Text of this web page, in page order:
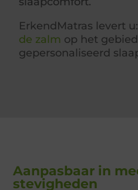
ErkendMatras levert u:
de zalm op het
gepersonaliseerd
Aanpasbaar in
stevigheden